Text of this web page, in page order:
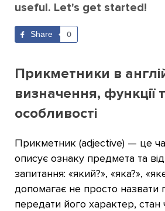
useful. Let's get started!
Share 0
Прикметники в
визначення, функції
особливості
Прикметник (adjective) — це
описує ознаку предмета та
запитання: «який?», «яка?»,
допомагає не просто назвати
передати його характер, стан